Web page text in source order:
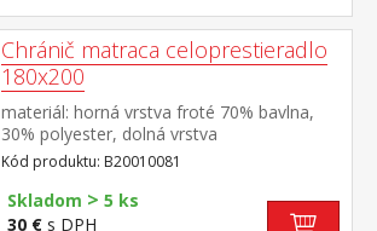
Chránič matraca celoprestieradlo
180x200
materiál: horná vrstva froté 70% bavlna,
30% polyester, dolná vrstva
polyuretán farebné prevedenie biela obšité
gumou, prateľné do 60 °C
Kód produktu: B20010081
Skladom > 5 ks
30 € s DPH